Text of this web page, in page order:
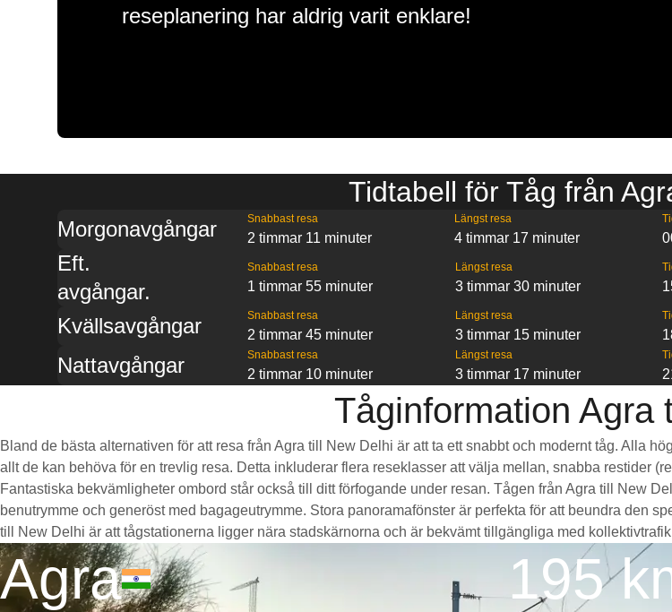
reseplanering har aldrig varit enklare!
Tidtabell för Tåg från
Morgonavgångar Snabbast resa
2 timmar 11 minuter
Längst resa
4 timmar 17 minuter
Eft.
avgångar.
Snabbast resa
1 timmar 55 minuter
Längst resa
3 timmar 30 minuter
Kvällsavgångar Snabbast resa
2 timmar 45 minuter
Längst resa
3 timmar 15 minuter
Nattavgångar Snabbast resa
2 timmar 10 minuter
Längst resa
3 timmar 17 minuter
Tåginformation Agra
Bland de bästa alternativen för att resa från Agra till New Delhi är att ta ett snabbt och modernt tåg. Alla
allt de kan behöva för en trevlig resa. Detta inkluderar flera reseklasser att välja mellan, snabba restider
Fantastiska bekvämligheter ombord står också till ditt förfogande under resan. Tågen från Agra till New
benutrymme och generöst med bagageutrymme. Stora panoramafönster är perfekta för att beundra den
till New Delhi är att tågstationerna ligger nära stadskärnorna och är bekvämt tillgängliga med
Agra 195